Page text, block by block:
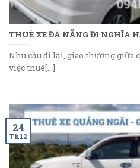
THUÊ XE ĐÀ NẴNG ĐI NGHĨA
Nhu cầu đi lại, giao thương giữa
việc thuê[...]
24
Th12